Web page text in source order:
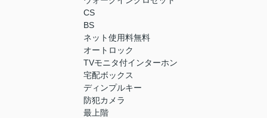
CS
BS
ネット使用料無料
オートロック
TVモニタ付インターホン
宅配ボックス
ディンプルキー
防犯カメラ
最上階